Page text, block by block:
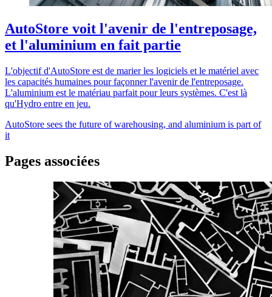
AutoStore voit l'avenir de l'entreposage,
et l'aluminium en fait partie
L'objectif d'AutoStore est de marier les logiciels et le matériel avec
les capacités humaines pour façonner l'avenir de l'entreposage.
L'aluminium est le matériau parfait pour leurs systèmes. C'est là
qu'Hydro entre en jeu.
AutoStore sees the future of warehousing, and aluminium is part of
it
Pages associées